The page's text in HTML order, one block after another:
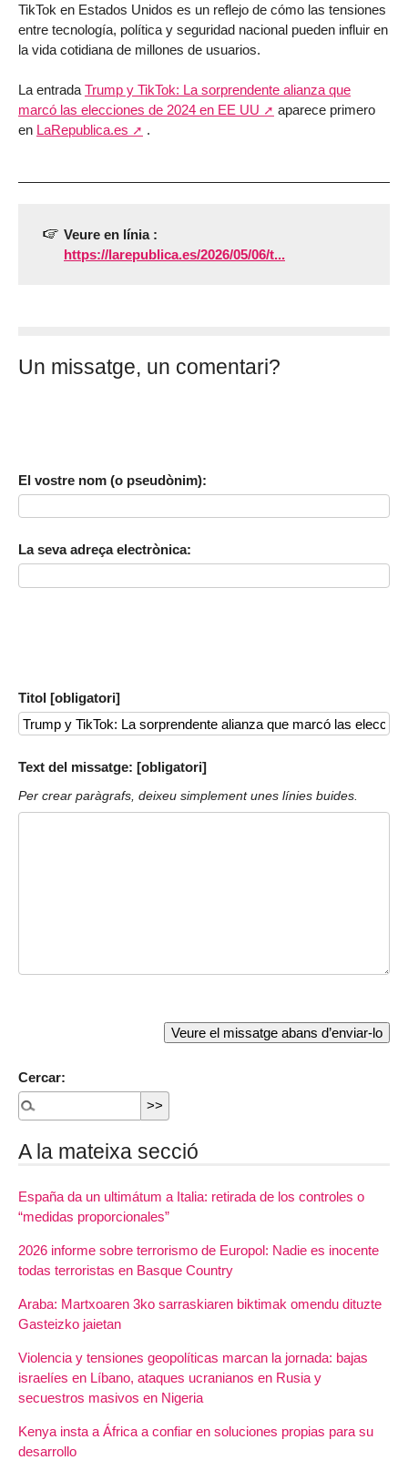
TikTok en Estados Unidos es un reflejo de cómo las tensiones
entre tecnología, política y seguridad nacional pueden influir en
la vida cotidiana de millones de usuarios.
La entradaTrump y TikTok: La sorprendente alianza que
marcó las elecciones de 2024 en EE UU
aparece primero
en LaRepublica.es .
Veure en línia :
https://larepublica.es/2026/05/06/t...
Un missatge, un comentari?
El vostre nom (o pseudònim):
La seva adreça electrònica:
Titol [obligatori]
Text del missatge: [obligatori]
Per crear paràgrafs, deixeu simplement unes línies buides.
Cercar:
A la mateixa secció
España da un ultimátum a Italia: retirada de los controles o
“medidas proporcionales”
2026 informe sobre terrorismo de Europol: Nadie es inocente
todas terroristas en Basque Country
Araba: Martxoaren 3ko sarraskiaren biktimak omendu dituzte
Gasteizko jaietan
Violencia y tensiones geopolíticas marcan la jornada: bajas
israelíes en Líbano, ataques ucranianos en Rusia y
secuestros masivos en Nigeria
Kenya insta a África a confiar en soluciones propias para su
desarrollo